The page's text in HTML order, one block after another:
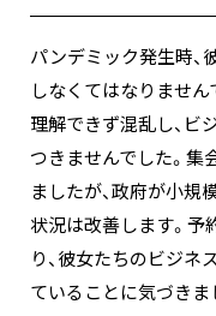
パンデミック発生時、
しなくてはなりませ
理解できず混乱し、ビ
つきませんでした。集
ましたが、政府が小規
状況は改善します。予
り、彼女たちのビジ
ていることに気づき